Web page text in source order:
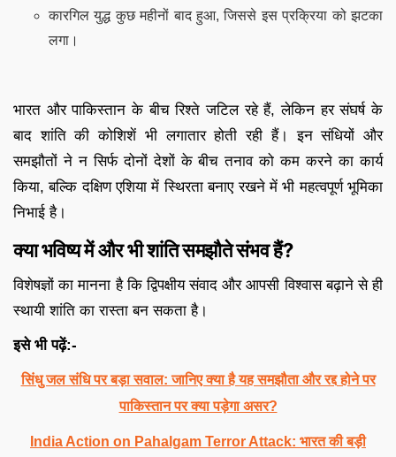
कारगिल युद्ध कुछ महीनों बाद हुआ, जिससे इस प्रक्रिया को झटका
लगा।
भारत और पाकिस्तान के बीच रिश्ते जटिल रहे हैं, लेकिन हर संघर्ष के
बाद शांति की कोशिशें भी लगातार होती रही हैं। इन संधियों और
समझौतों ने न सिर्फ दोनों देशों के बीच तनाव को कम करने का कार्य
किया, बल्कि दक्षिण एशिया में स्थिरता बनाए रखने में भी महत्वपूर्ण भूमिका
निभाई है।
क्या भविष्य में और भी शांति समझौते संभव हैं?
विशेषज्ञों का मानना है कि द्विपक्षीय संवाद और आपसी विश्वास बढ़ाने से ही
स्थायी शांति का रास्ता बन सकता है।
इसे भी पढ़ें:-
सिंधु जल संधि पर बड़ा सवाल: जानिए क्या है यह समझौता और रद्द होने पर
पाकिस्तान पर क्या पड़ेगा असर?
India Action on Pahalgam Terror Attack: भारत की बड़ी